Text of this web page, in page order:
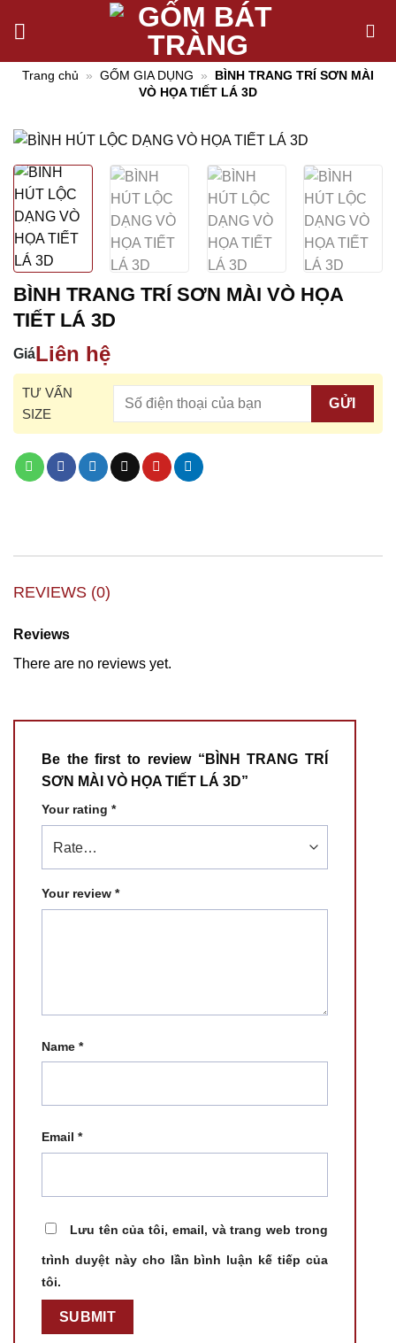
dungTrang chủ » GỐM GIA DỤNG »
BÌNH TRANG TRÍ SƠN MÀI
VÒ HỌA TIẾT LÁ 3D
BÌNH TRANG TRÍ SƠN MÀI VÒ HỌA
TIẾT LÁ 3D
GiáLiên hệ
TƯ VẤN
SIZE
REVIEWS (0)
Reviews
There are no reviews yet.
Be the first to review “BÌNH TRANG TRÍ
SƠN MÀI VÒ HỌA TIẾT LÁ 3D”
Your rating *
Your review *
Name *
Email *
Lưu tên của tôi, email, và trang web trong
trình duyệt này cho lần bình luận kế tiếp của
tôi.